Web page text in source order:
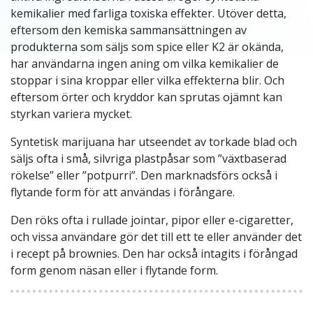
kemikalier med farliga toxiska effekter. Utöver detta,
eftersom den kemiska sammansättningen av
produkterna som säljs som spice eller K2 är okända,
har användarna ingen aning om vilka kemikalier de
stoppar i sina kroppar eller vilka effekterna blir. Och
eftersom örter och kryddor kan sprutas ojämnt kan
styrkan variera mycket.
Syntetisk marijuana har utseendet av torkade blad och
säljs ofta i små, silvriga plastpåsar som ”växtbaserad
rökelse” eller ”potpurri”. Den marknadsförs också i
flytande form för att användas i förångare.
Den röks ofta i rullade jointar, pipor eller e-cigaretter,
och vissa användare gör det till ett te eller använder det
i recept på brownies. Den har också intagits i förångad
form genom näsan eller i flytande form.